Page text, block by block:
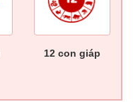
12 con giáp